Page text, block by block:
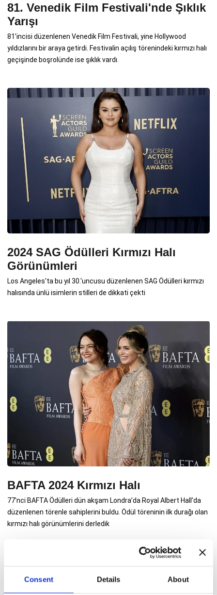
Consent Details About
81. Venedik Film Festivali'nde Şıklık
Yarışı
81’incisi düzenlenen Venedik Film Festivali, yine Hollywood
yıldızlarını bir araya getirdi. Festivalin açılış törenindeki kırmızı halı
geçişinde boşrolünde ise şıklık vardı.
2024 SAG Ödülleri Kırmızı Halı
Görünümleri
Los Angeles'ta bu yıl 30.'uncusu düzenlenen SAG Ödülleri kırmızı
halısında ünlü isimlerin stilleri de dikkati çekti
BAFTA 2024 Kırmızı Halı
77'nci BAFTA Ödülleri dün akşam Londra’da Royal Albert Hall’da
düzenlenen törenle sahiplerini buldu. Ödül töreninin ilk durağı olan
kırmızı halı görünümlerini derledik